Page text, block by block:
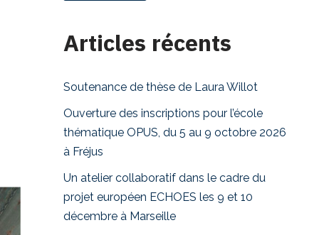
Articles récents
Soutenance de thèse de Laura Willot
Ouverture des inscriptions pour l’école
thématique OPUS, du 5 au 9 octobre 2026
à Fréjus
Un atelier collaboratif dans le cadre du
projet européen ECHOES les 9 et 10
décembre à Marseille